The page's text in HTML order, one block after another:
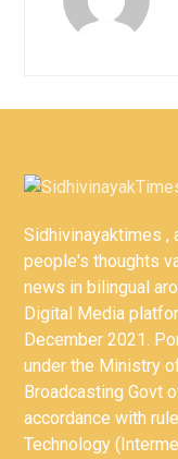
Sidhivinayaktimes ,
people's thoughts
news in bilingual
Digital Media
December 2021.
under the Ministry
Broadcasting
accordance with
Technology